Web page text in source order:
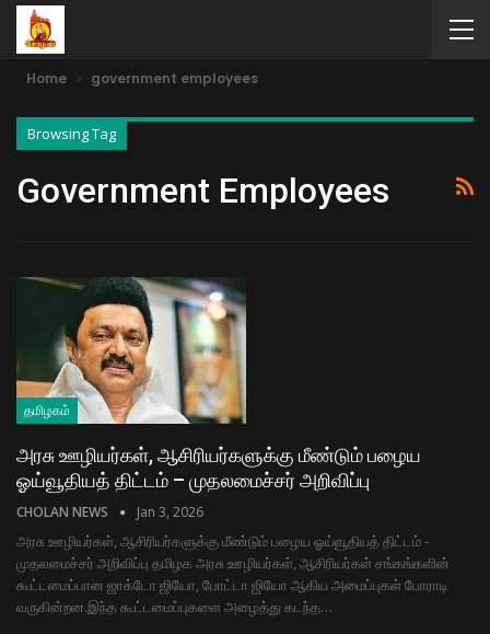
Home government employees
Browsing Tag
Government Employees
தமிழகம்
அரசு ஊழியர்கள், ஆசிரியர்களுக்கு மீண்டும் பழைய
ஓய்வூதியத் திட்டம் – முதலமைச்சர் அறிவிப்பு
CHOLAN NEWS Jan 3, 2026
அரசு ஊழியர்கள், ஆசிரியர்களுக்கு மீண்டும் பழைய ஓய்வூதியத் திட்டம் -
முதலமைச்சர் அறிவிப்பு தமிழக அரசு ஊழியர்கள், ஆசிரியர்கள் சங்கங்களின்
கூட்டமைப்பான ஜாக்டோ ஜியோ, போட்டா ஜியோ ஆகிய அமைப்புகள் போராடி
வருகின்றன.இந்த கூட்டமைப்புகளை அழைத்து கடந்த…